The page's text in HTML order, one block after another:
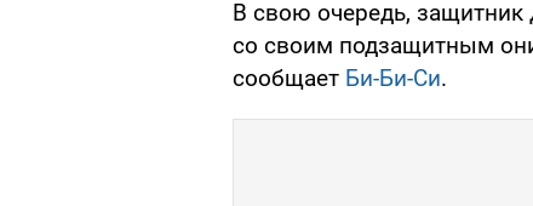
В свою очередь, защитник
со своим подзащитным
сообщает Би-Би-Си.